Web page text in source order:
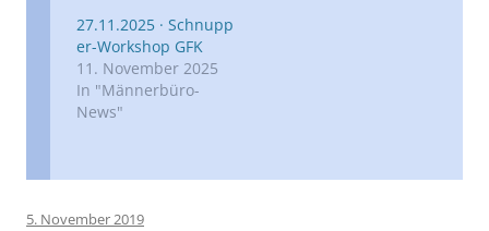
27.11.2025 · Schnupp
er-Workshop GFK
11. November 2025
In "Männerbüro-
News"
5. November 2019